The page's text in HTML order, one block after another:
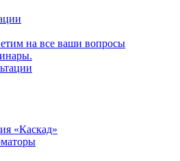
на все ваши вопросы
«Каскад»